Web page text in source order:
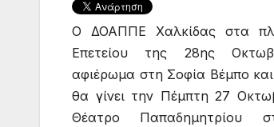
Ο ΔΟΑΠΠΕ Χαλκίδας στα
Επετείου της 28ης
αφιέρωμα στη Σοφία Βέμπο
θα γίνει την Πέμπτη 27
Θέατρο Παπαδημητρίου